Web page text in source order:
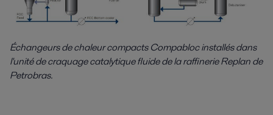
Échangeurs de chaleur compacts Compabloc installés dans
l'unité de craquage catalytique fluide de la raffinerie Replan de
Petrobras.